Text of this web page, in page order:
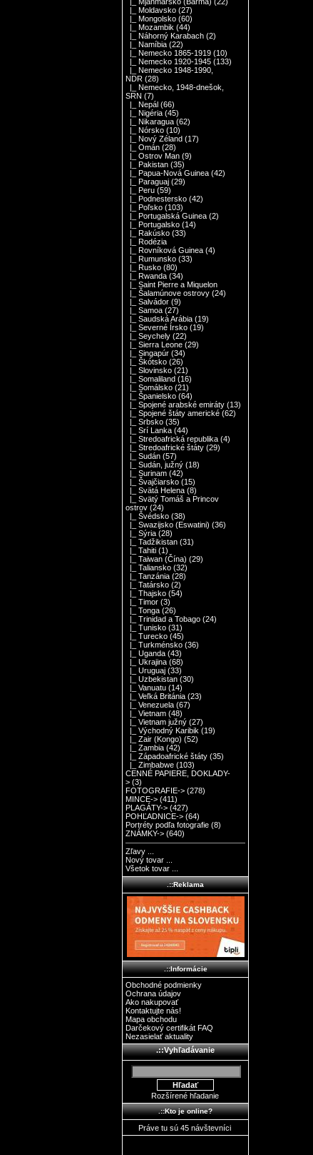
|_ Moldavsko (27)
|_ Mongolsko (60)
|_ Mozambik (44)
|_ Náhorný Karabach (2)
|_ Namíbia (22)
|_ Nemecko 1865-1919 (10)
|_ Nemecko 1920-1945 (133)
|_ Nemecko 1948-1990,
NDR (28)
|_ Nemecko, 1948-dnešok,
SRN (7)
|_ Nepál (66)
|_ Nigéria (45)
|_ Nikaragua (62)
|_ Nórsko (10)
|_ Nový Zéland (17)
|_ Omán (28)
|_ Ostrov Man (9)
|_ Pakistan (35)
|_ Papua-Nová Guinea (42)
|_ Paraguaj (29)
|_ Peru (59)
|_ Podnestersko (42)
|_ Poľsko (103)
|_ Portugalská Guinea (2)
|_ Portugalsko (14)
|_ Rakúsko (33)
|_ Rodézia
|_ Rovníková Guinea (4)
|_ Rumunsko (33)
|_ Rusko (80)
|_ Rwanda (34)
|_ Saint Pierre a Miquelon
|_ Šalamúnove ostrovy (24)
|_ Salvádor (9)
|_ Samoa (27)
|_ Saudská Arábia (19)
|_ Severné Írsko (19)
|_ Seychely (22)
|_ Sierra Leone (29)
|_ Singapúr (34)
|_ Škótsko (26)
|_ Slovinsko (21)
|_ Somaliland (16)
|_ Somálsko (21)
|_ Španielsko (64)
|_ Spojené arabské emiráty (13)
|_ Spojené štáty americké (62)
|_ Srbsko (35)
|_ Srí Lanka (44)
|_ Stredoafrická republika (4)
|_ Stredoafrické štáty (29)
|_ Sudán (57)
|_ Sudán, južný (18)
|_ Surinam (42)
|_ Švajčiarsko (15)
|_ Svätá Helena (8)
|_ Svätý Tomáš a Princov
ostrov (24)
|_ Švédsko (38)
|_ Swazijsko (Eswatini) (36)
|_ Sýria (28)
|_ Tadžikistan (31)
|_ Tahiti (1)
|_ Taiwan (Čína) (29)
|_ Taliansko (32)
|_ Tanzánia (28)
|_ Tatársko (2)
|_ Thajsko (54)
|_ Timor (3)
|_ Tonga (26)
|_ Trinidad a Tobago (24)
|_ Tunisko (31)
|_ Turecko (45)
|_ Turkménsko (36)
|_ Uganda (43)
|_ Ukrajina (68)
|_ Uruguaj (33)
|_ Uzbekistan (30)
|_ Vanuatu (14)
|_ Veľká Británia (23)
|_ Venezuela (67)
|_ Vietnam (48)
|_ Vietnam južný (27)
|_ Východný Karibik (19)
|_ Zair (Kongo) (52)
|_ Zambia (42)
|_ Západoafrické štáty (35)
|_ Zimbabwe (103)
CENNÉ PAPIERE, DOKLADY-
> (3)
FOTOGRAFIE-> (278)
MINCE-> (411)
PLAGÁTY-> (427)
POHĽADNICE-> (64)
Portréty podľa fotografie (8)
ZNÁMKY-> (640)
Zľavy ...
Nový tovar ...
Všetok tovar ...
.::Reklama
.::Informácie
Obchodné podmienky
Ochrana údajov
Ako nakupovať
Kontaktujte nás!
Mapa obchodu
Darčekový certifikát FAQ
Nezasielať aktuality
.::Vyhľadávanie
Rozšírené hľadanie
.::Kto je online?
Práve tu sú 45 návštevníci